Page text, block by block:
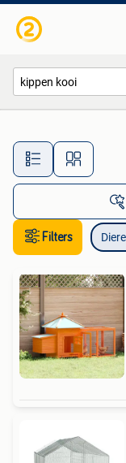
Filters